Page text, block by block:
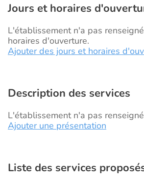
Jours et horaires
L'établissement n'a pas
horaires d'ouverture.
Ajouter des jours et horaires
Description des services
L'établissement n'a pas
Ajouter une présentation
Liste des services